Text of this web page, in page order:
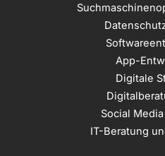
App-
Digitale
Social
IT-Beratung